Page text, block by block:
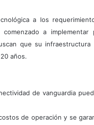
a los
a
que su
años.
de vanguardia
de operación y se